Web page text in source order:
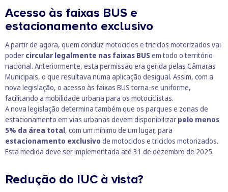
Acesso às faixas BUS e
estacionamento exclusivo
A partir de agora, quem conduz motociclos e triciclos motorizados vai
poder circular legalmente nas faixas BUSem todo o território
nacional. Anteriormente, esta permissão era gerida pelas Câmaras
Municipais, o que resultava numa aplicação desigual. Assim, com a
nova legislação, o acesso às faixas BUS torna-se uniforme,
facilitando a mobilidade urbana para os motociclistas.
A nova legislação determina também que os parques e zonas de
estacionamento em vias urbanas devem disponibilizar pelo menos
5% da área total, com um mínimo de um lugar, para
estacionamento exclusivo de motociclos e triciclos motorizados.
Esta medida deve ser implementada até 31 de dezembro de 2025.
Redução do IUC à vista?